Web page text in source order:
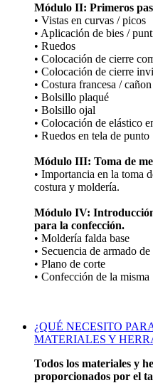
Módulo II: Primeros
• Vistas en curvas / picos
• Aplicación de bies /
• Ruedos
• Colocación de cierre
• Colocación de cierre
• Costura francesa /
• Bolsillo plaqué
• Bolsillo ojal
• Colocación de elástico
• Ruedos en tela de punto
Módulo III: Toma de
• Importancia en la toma
costura y moldería.
Módulo IV:
para la confección.
• Moldería falda base
• Secuencia de armado
• Plano de corte
• Confección de la misma
¿QUÉ NECESITO
MATERIALES Y
Todos los materiales y
proporcionados por el